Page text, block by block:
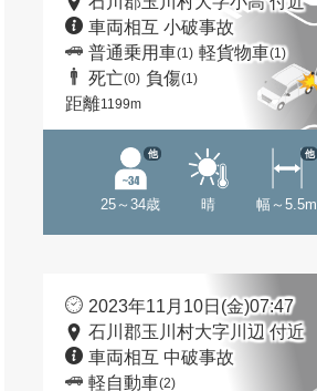
車両相互 小破事故
普通乗用車(1) 軽貨物車(1)
死亡(0) 負傷(1)
距離1199m
25～34歳
他
晴 幅～5.5m
他
2023年11月10日(金)07:47
石川郡玉川村大字川辺 付近
車両相互 中破事故
軽自動車(2)